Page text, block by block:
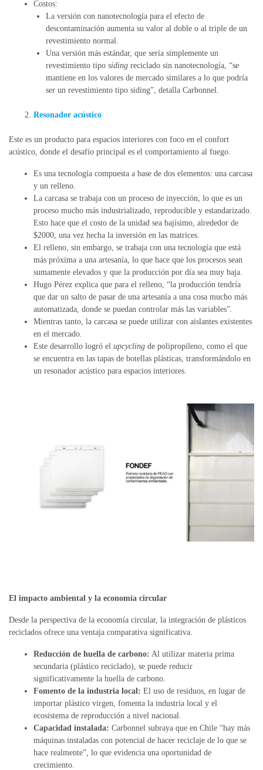
Costos:
La versión con nanotecnología para el efecto de
descontaminación aumenta su valor al doble o al triple de un
revestimiento normal.
Una versión más estándar, que sería simplemente un
revestimiento tipo siding reciclado sin nanotecnología, “se
mantiene en los valores de mercado similares a lo que podría
ser un revestimiento tipo siding”, detalla Carbonnel.
Resonador acústico
Este es un producto para espacios interiores con foco en el confort
acústico, donde el desafío principal es el comportamiento al fuego.
Es una tecnología compuesta a base de dos elementos: una carcasa
y un relleno.
La carcasa se trabaja con un proceso de inyección, lo que es un
proceso mucho más industrializado, reproducible y estandarizado.
Esto hace que el costo de la unidad sea bajísimo, alrededor de
$2000, una vez hecha la inversión en las matrices.
El relleno, sin embargo, se trabaja con una tecnología que está
más próxima a una artesanía, lo que hace que los procesos sean
sumamente elevados y que la producción por día sea muy baja.
Hugo Pérez explica que para el relleno, “la producción tendría
que dar un salto de pasar de una artesanía a una cosa mucho más
automatizada, donde se puedan controlar más las variables”.
Mientras tanto, la carcasa se puede utilizar con aislantes existentes
en el mercado.
Este desarrollo logró el upcycling de polipropileno, como el que
se encuentra en las tapas de botellas plásticas, transformándolo en
un resonador acústico para espacios interiores.
El impacto ambiental y la economía circular
Desde la perspectiva de la economía circular, la integración de plásticos
reciclados ofrece una ventaja comparativa significativa.
Reducción de huella de carbono: Al utilizar materia prima
secundaria (plástico reciclado), se puede reducir
significativamente la huella de carbono.
Fomento de la industria local: El uso de residuos, en lugar de
importar plástico virgen, fomenta la industria local y el
ecosistema de reproducción a nivel nacional.
Capacidad instalada: Carbonnel subraya que en Chile “hay más
máquinas instaladas con potencial de hacer reciclaje de lo que se
hace realmente”, lo que evidencia una oportunidad de
crecimiento.